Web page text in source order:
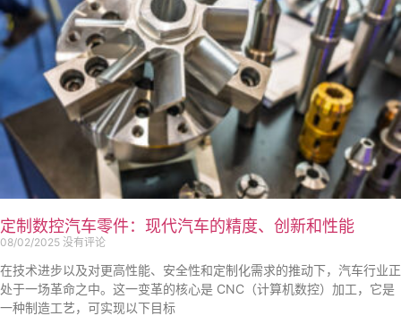
定制数控汽车零件：现代汽车的精度、创新和性能
08/02/2025 没有评论
在技术进步以及对更高性能、安全性和定制化需求的推动下，汽车行业正
处于一场革命之中。这一变革的核心是 CNC（计算机数控）加工，它是
一种制造工艺，可实现以下目标